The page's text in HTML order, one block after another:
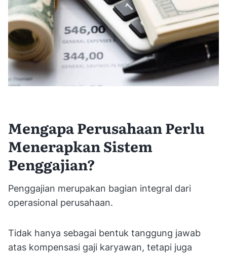
Mengapa Perusahaan Perlu
Menerapkan Sistem
Penggajian?
Penggajian merupakan bagian integral dari
operasional perusahaan.
Tidak hanya sebagai bentuk tanggung jawab
atas kompensasi gaji karyawan, tetapi juga